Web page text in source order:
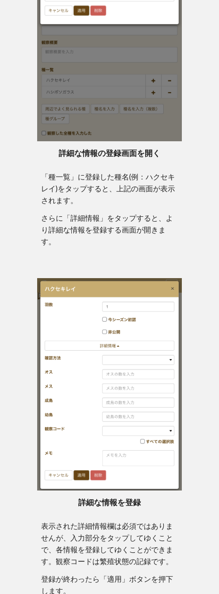
詳細な情報の登録画面を開く
「種一覧」に登録した種名(例：ハクセキ
レイ)をタップすると、上記の画面が表示
されます。
さらに「詳細情報」をタップすると、よ
り詳細な情報を登録する画面が開きま
す。
詳細な情報を登録
表示された詳細情報欄は必須ではありま
せんが、入力部分をタップしてゆくこと
で、各情報を登録してゆくことができま
す。観察コードは繁殖状態の記録です。
登録が終わったら「適用」ボタンを押下
します。